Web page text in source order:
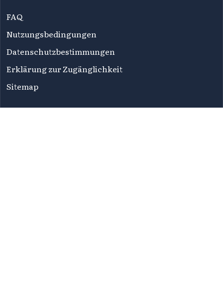
FAQ
Nutzungsbedingungen
Datenschutzbestimmungen
Erklärung zur Zugänglichkeit
Sitemap